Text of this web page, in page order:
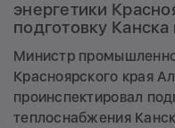
энергетики
подготовку Канска
Министр
Красноярского края
проинспектировал
теплоснабжения